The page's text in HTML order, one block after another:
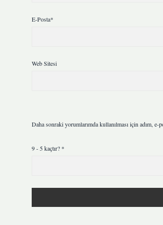
E-Posta*
Web Sitesi
Daha sonraki yorumlarımda kullanılması için adım,
9 - 5 kaçtır? *